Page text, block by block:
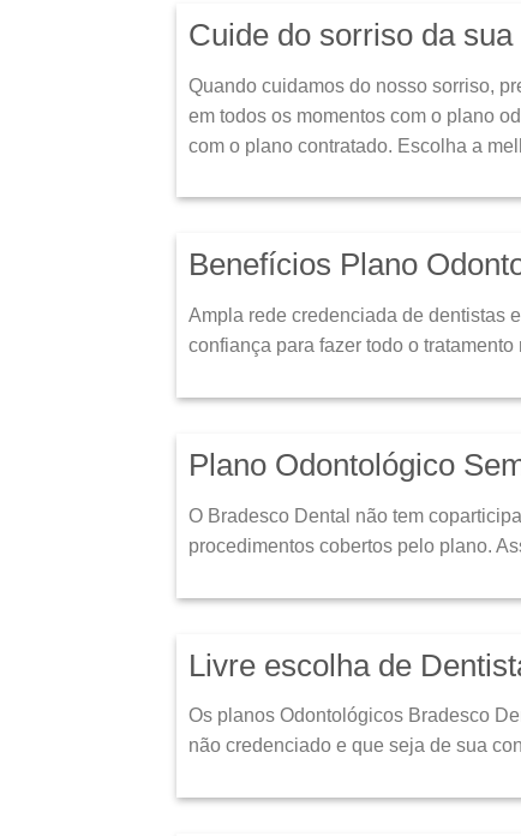
Cuide do sorriso da
Quando cuidamos do nosso sorriso,
em todos os momentos com o plano
com o plano contratado. Escolha a
Benefícios Plano
Ampla rede credenciada de dentistas
confiança para fazer todo o tratamento
Plano Odontológico
O Bradesco Dental não tem
procedimentos cobertos pelo plano.
Livre escolha de
Os planos Odontológicos Bradesco
não credenciado e que seja de sua